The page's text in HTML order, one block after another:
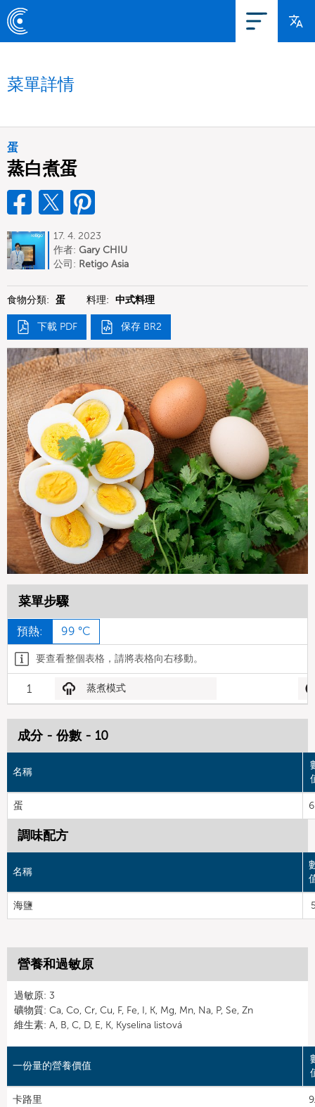
菜單詳情
蛋
蒸白煮蛋
17. 4. 2023
作者: Gary CHIU
公司: Retigo Asia
食物分類: 蛋 料理: 中式料理
下載 PDF 保存 BR2
菜單步驟
預熱: 99 °C
要查看整個表格，請將表格向右移動。
1 蒸煮模式
成分 - 份數 - 10
名稱
蛋
調味配方
名稱
海鹽
營養和過敏原
過敏原: 3
礦物質: Ca, Co, Cr, Cu, F, Fe, I, K, Mg, Mn, Na, P, Se, Zn
維生素: A, B, C, D, E, K, Kyselina listová
一份量的營養價值
卡路里